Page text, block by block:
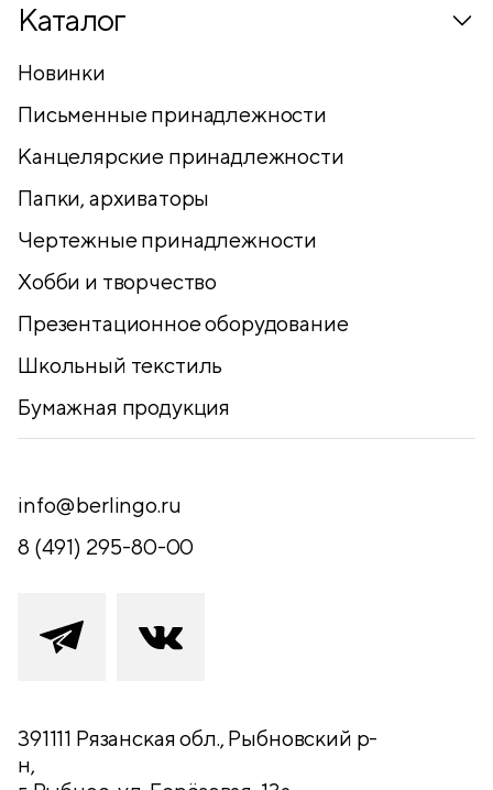
Каталог
Новинки
Письменные принадлежности
Канцелярские принадлежности
Папки, архиваторы
Чертежные принадлежности
Хобби и творчество
Презентационное оборудование
Школьный текстиль
Бумажная продукция
info@berlingo.ru
8 (491) 295-80-00
391111 Рязанская обл., Рыбновский р-
н,